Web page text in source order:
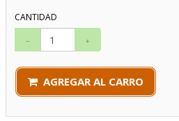
CANTIDAD
AGREGAR AL CARRO